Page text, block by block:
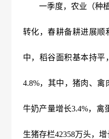
一季度，农业（种植
转化，春耕备耕进展顺
中，稻谷面积基本持平
4.8%，其中，猪肉、禽
牛奶产量增长3.4%，禽
生猪存栏42358万头，增